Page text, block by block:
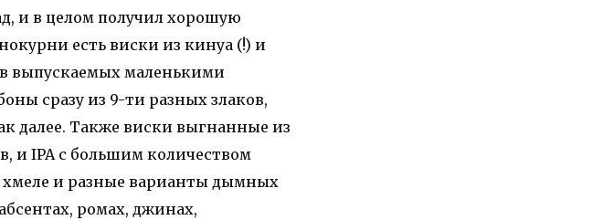
и в целом получил хорошую
есть виски из кинуа (!) и
выпускаемых маленькими
сразу из 9-ти разных злаков,
далее. Также виски выгнанные из
и IPA с большим количеством
и разные варианты дымных
ромах, джинах,